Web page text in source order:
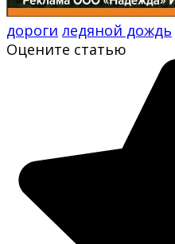
дороги ледяной дождь
Оцените статью